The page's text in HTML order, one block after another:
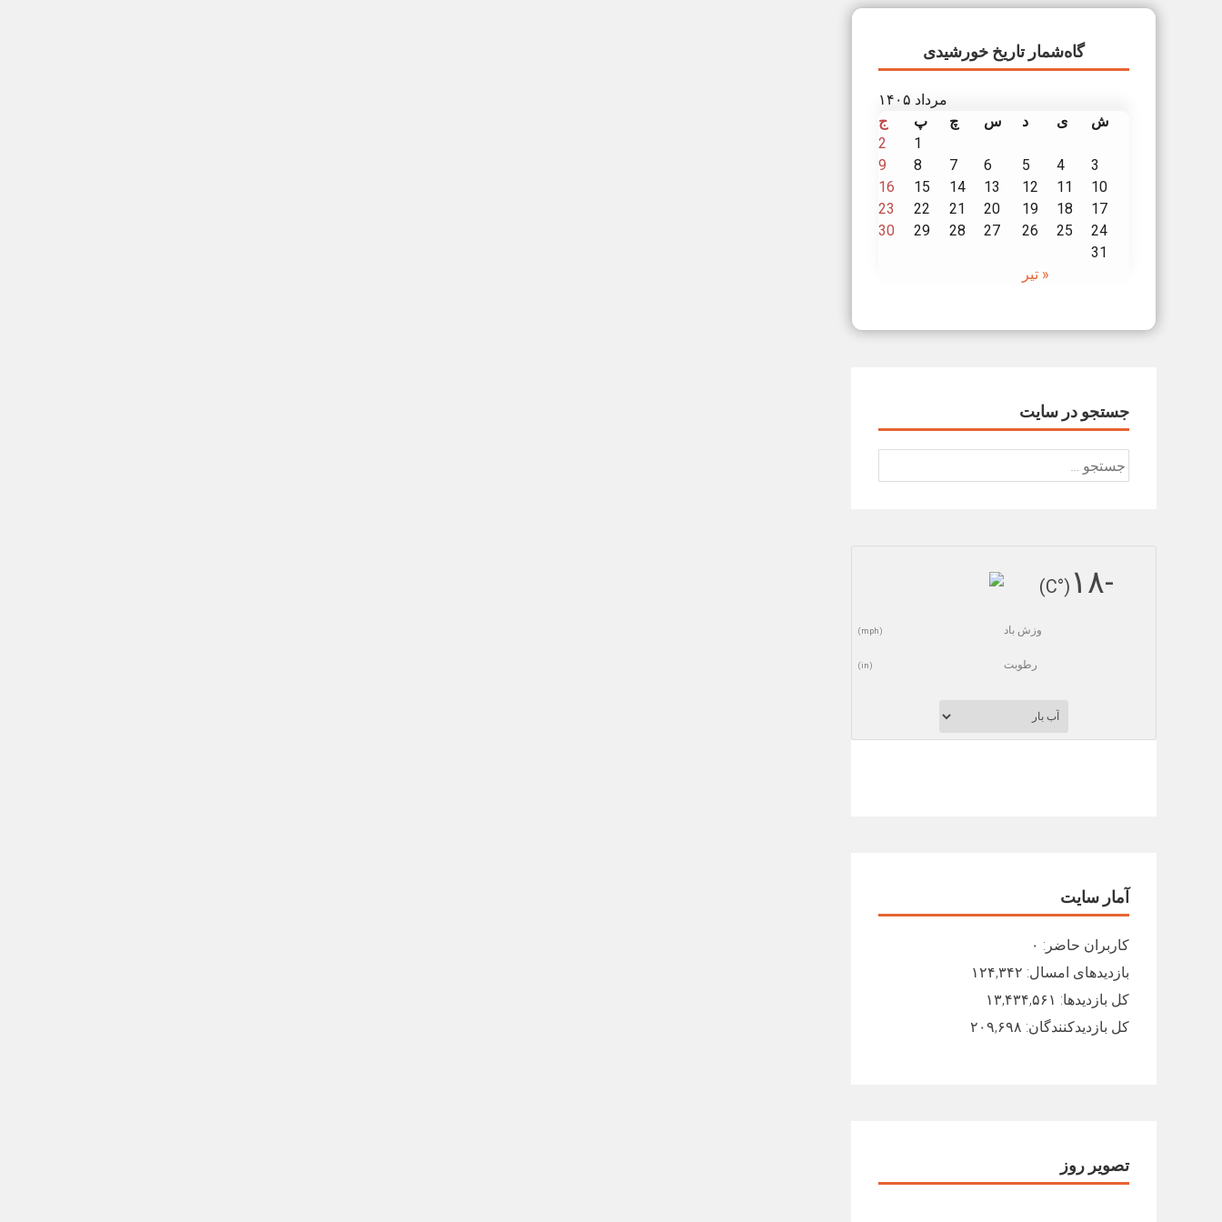
گاه‌شمار تاریخ خورشیدی
مرداد ۱۴۰۵
ش
ی د س چ پ ج
« تیر
1
2
3
4
5
6
7
8
9
10
11
12
13
14
15
16
17
18
19
20
21
22
23
24
25
26
27
28
29
30
31
جستجو در سایت
برای:
-١٨ (°C)
وزش باد (mph)
رطوبت (in)
آمار سایت
کاربران حاضر: ۰
بازدیدهای امسال: ۱۲۴,۳۴۲
کل بازدیدها: ۱۳,۴۳۴,۵۶۱
کل بازدیدکنند‌گان: ۲۰۹,۶۹۸
تصویر روز